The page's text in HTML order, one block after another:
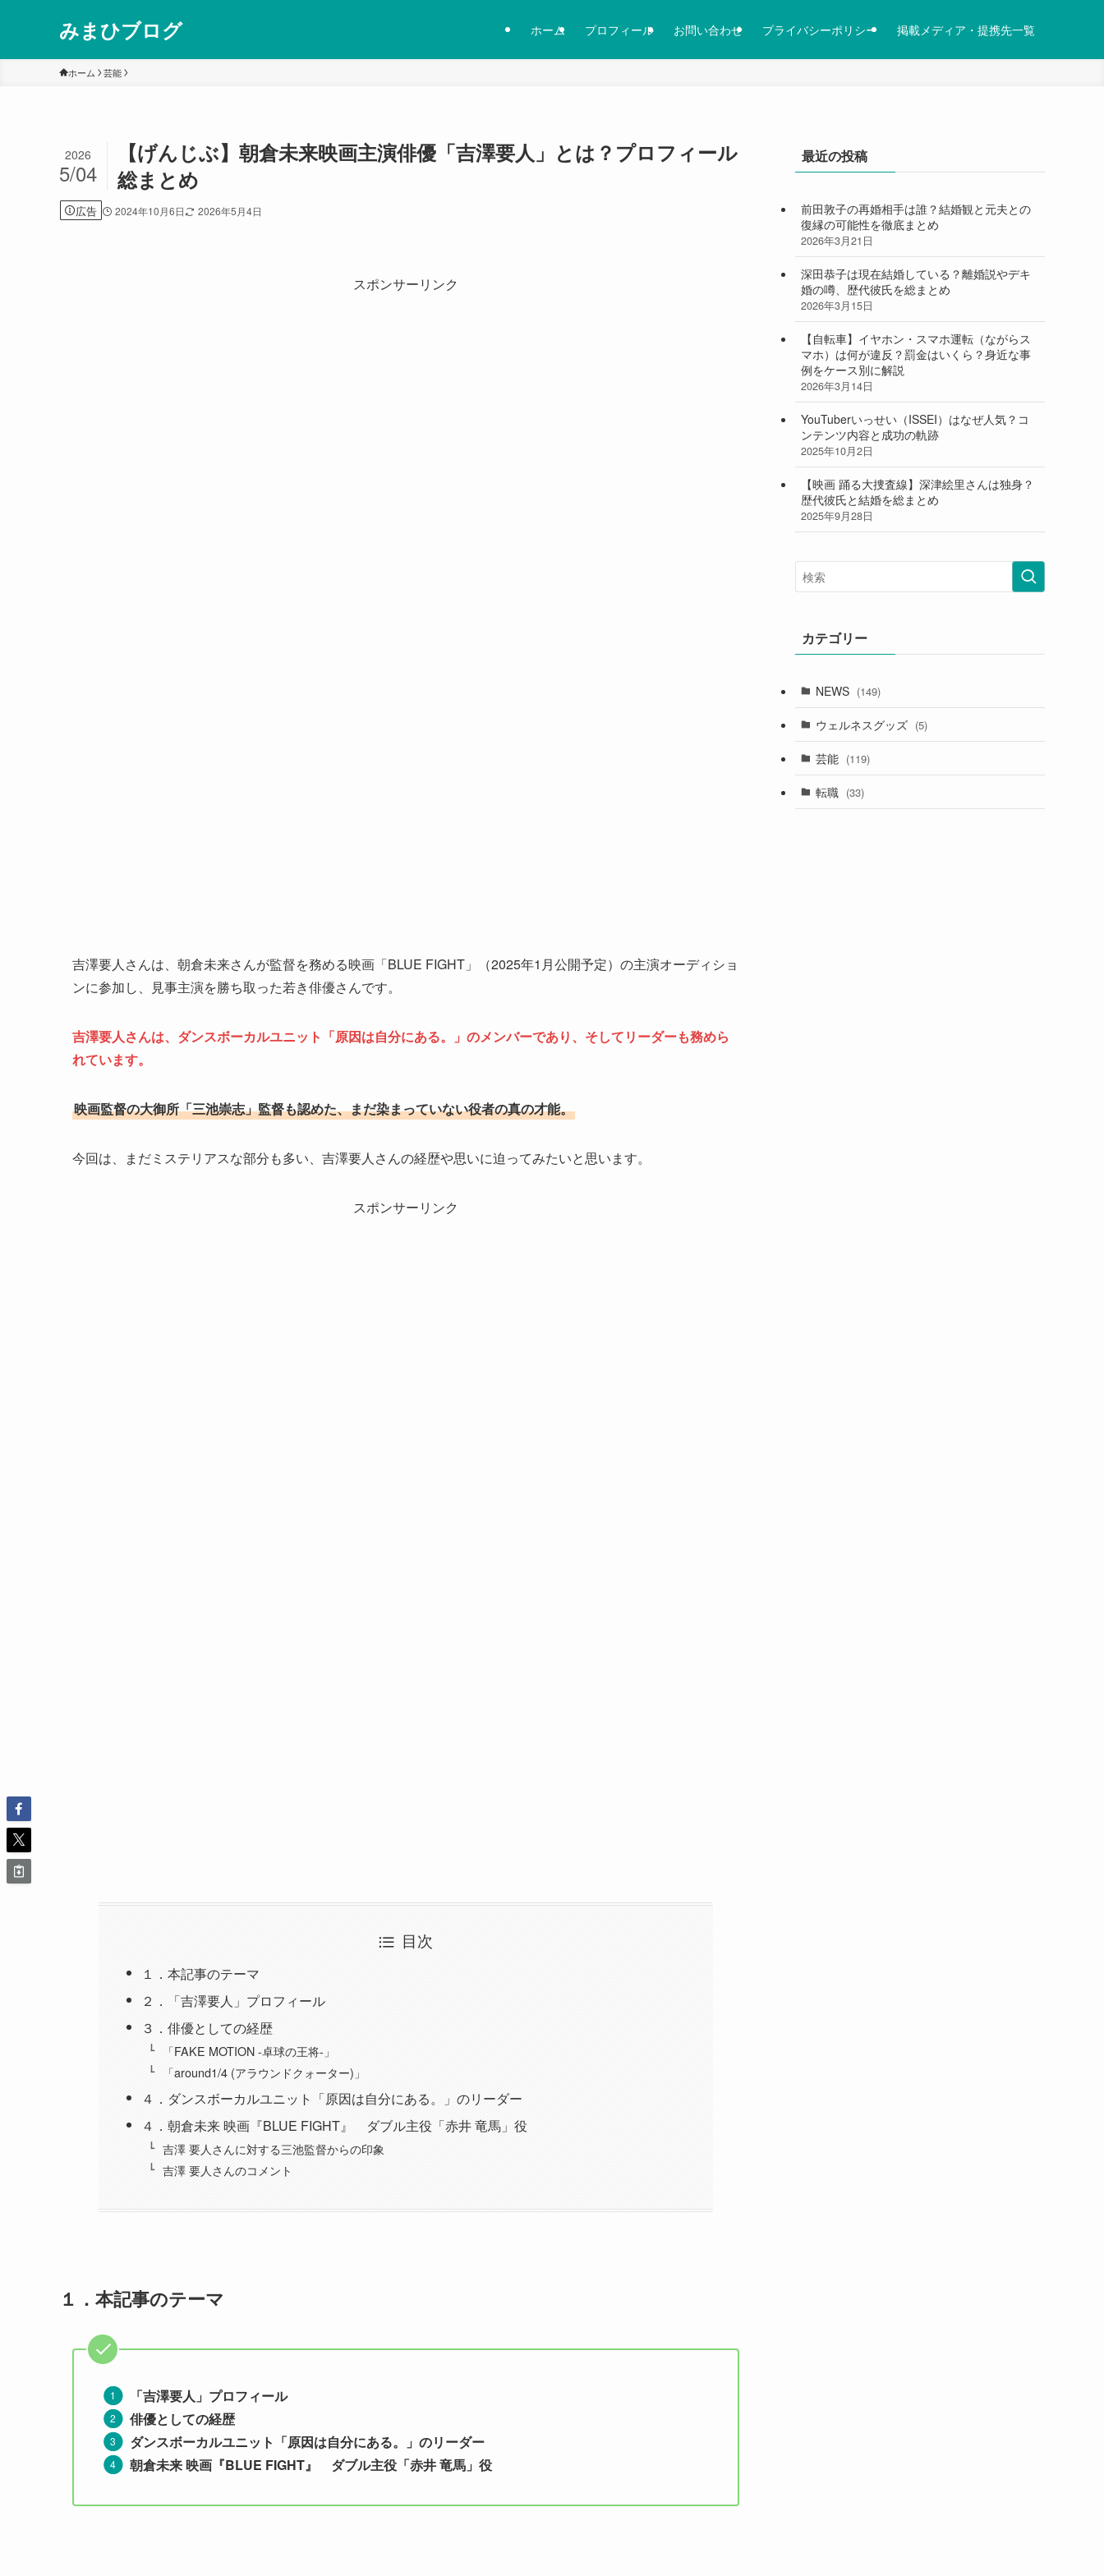
みまひブログ ホーム プロフィール お問い合わせ プライバシーポリシー 掲載メディア・提携先一覧
ホーム 芸能
【げんじぶ】朝倉未来映画主演俳優「吉澤要人」とは？プロフィール
総まとめ
2026
5/04
広告 2024年10月6日 2026年5月4日
スポンサーリンク
吉澤要人さんは、朝倉未来さんが監督を務める映画「BLUE FIGHT」（2025年1月公開予定）の主演オーディショ
ンに参加し、見事主演を勝ち取った若き俳優さんです。
吉澤要人さんは、ダンスボーカルユニット「原因は自分にある。」のメンバーであり、そしてリーダーも務めら
れています。
映画監督の大御所「三池崇志」監督も認めた、まだ染まっていない役者の真の才能。
今回は、まだミステリアスな部分も多い、吉澤要人さんの経歴や思いに迫ってみたいと思います。
スポンサーリンク
目次
１．本記事のテーマ
２．「吉澤要人」プロフィール
３．俳優としての経歴
「FAKE MOTION -卓球の王将-」
「around1/4 (アラウンドクォーター)」
４．ダンスボーカルユニット「原因は自分にある。」のリーダー
４．朝倉未来 映画『BLUE FIGHT』 ダブル主役「赤井 竜馬」役
吉澤 要人さんに対する三池監督からの印象
吉澤 要人さんのコメント
１． 本記事のテーマ
「吉澤要人」プロフィール
俳優としての経歴
ダンスボーカルユニット「原因は自分にある。」のリーダー
朝倉未来 映画『BLUE FIGHT』 ダブル主役「赤井 竜馬」役
最近の投稿
前田敦子の再婚相手は誰？結婚観と元夫との
復縁の可能性を徹底まとめ
2026年3月21日
深田恭子は現在結婚している？離婚説やデキ
婚の噂、歴代彼氏を総まとめ
2026年3月15日
【自転車】イヤホン・スマホ運転（ながらス
マホ）は何が違反？罰金はいくら？身近な事
例をケース別に解説
2026年3月14日
YouTuberいっせい（ISSEI）はなぜ人気？コ
ンテンツ内容と成功の軌跡
2025年10月2日
【映画 踊る大捜査線】深津絵里さんは独身？
歴代彼氏と結婚を総まとめ
2025年9月28日
カテゴリー
NEWS (149)
ウェルネスグッズ (5)
芸能 (119)
転職 (33)